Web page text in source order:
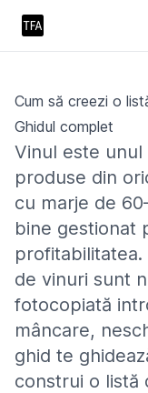
Cum să creezi o
Ghidul complet
Vinul este
produse din
cu marje de
bine gestionat
de vinuri sunt
fotocopiată
mâncare,
ghid te
construi o listă